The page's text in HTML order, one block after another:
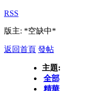
RSS
版主: *空缺中*
返回首頁 發帖
主題:
全部
精華